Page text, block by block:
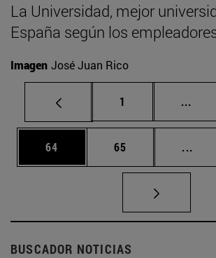
La Universidad, mejor
España según los
Imagen José Juan Rico
Página
1 ...
Página
64 Página
65 ...
BUSCADOR NOTICIAS